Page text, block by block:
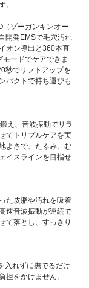
。
（ゾーガンキンオー
開発EMSで毛穴汚れ
オン導出と360本直
ードでケアできま
秒でリフトアップを
パクトで持ち運びも
え、音波振動でリラ
てトリプルケアを実
よさで、たるみ、む
イスラインを目指せ
た皮脂や汚れを吸着
速音波振動が連続で
て落とし、すっきり
入れずに撫でるだけ
担をかけません。